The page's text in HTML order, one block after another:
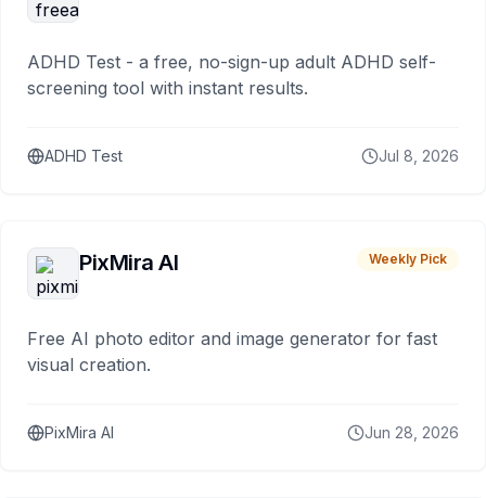
ADHD Test - a free, no-sign-up adult ADHD self-
screening tool with instant results.
ADHD Test Jul 8, 2026
PixMira AI Weekly Pick
Free AI photo editor and image generator for fast
visual creation.
PixMira AI Jun 28, 2026